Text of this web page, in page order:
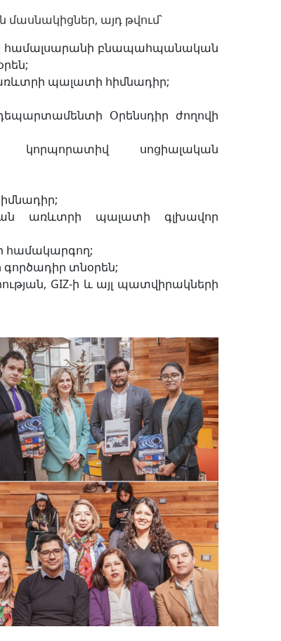
այդ թվում՝
համալսարանի բնապահպանական
առևտրի պալատի հիմնադիր;
Օրենսդիր ժողովի
սոցիալական
առևտրի պալատի գլխավոր
համակարգող;
գործադիր տնօրեն;
GIZ-ի և այլ պատվիրակների